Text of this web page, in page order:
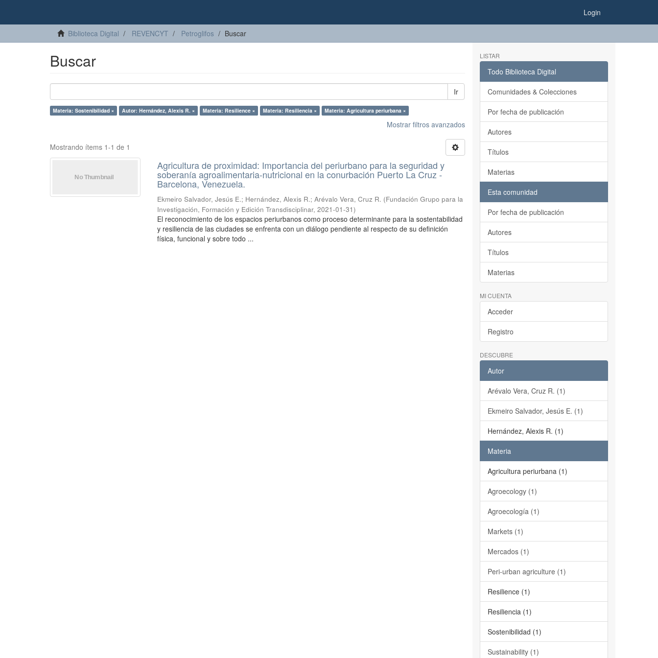
Login
Biblioteca Digital REVENCYT Petroglifos Buscar
Buscar
Ir
Materia: Sostenibilidad × Autor: Hernández, Alexis R. × Materia: Resilience × Materia: Resiliencia × Materia: Agricultura periurbana ×
Mostrar filtros avanzados
Mostrando ítems 1-1 de 1
Agricultura de proximidad: Importancia del periurbano para la seguridad y
soberanía agroalimentaria-nutricional en la conurbación Puerto La Cruz -
Barcelona, Venezuela.
Ekmeiro Salvador, Jesús E.; Hernández, Alexis R.;Arévalo Vera, Cruz R. (Fundación Grupo para la
Investigación, Formación y Edición Transdisciplinar,2021-01-31)
El reconocimiento de los espacios periurbanos como proceso determinante para la sostentabilidad
y resiliencia de las ciudades se enfrenta con un diálogo pendiente al respecto de su definición
física, funcional y sobre todo ...
LISTAR
Todo Biblioteca Digital
Comunidades & Colecciones
Por fecha de publicación
Autores
Títulos
Materias
Esta comunidad
Por fecha de publicación
Autores
Títulos
Materias
MI CUENTA
Acceder
Registro
DESCUBRE
Autor
Arévalo Vera, Cruz R. (1)
Ekmeiro Salvador, Jesús E. (1)
Hernández, Alexis R. (1)
Materia
Agricultura periurbana (1)
Agroecology (1)
Agroecología (1)
Markets (1)
Mercados (1)
Peri-urban agriculture (1)
Resilience (1)
Resiliencia (1)
Sostenibilidad (1)
Sustainability (1)